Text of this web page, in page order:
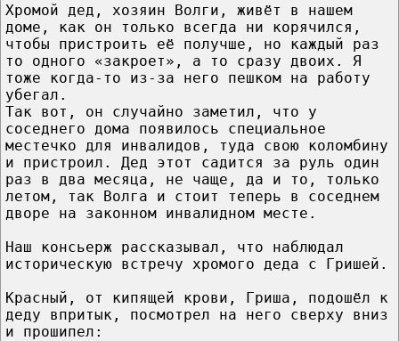
Хромой дед, хозяин Волги, живёт в нашем
доме, как он только всегда ни корячился,
чтобы пристроить её получше, но каждый раз
то одного «закроет», а то сразу двоих. Я
тоже когда-то из-за него пешком на работу
убегал.
Так вот, он случайно заметил, что у
соседнего дома появилось специальное
местечко для инвалидов, туда свою коломбину
и пристроил. Дед этот садится за руль один
раз в два месяца, не чаще, да и то, только
летом, так Волга и стоит теперь в соседнем
дворе на законном инвалидном месте.
Наш консьерж рассказывал, что наблюдал
историческую встречу хромого деда с Гришей.
Красный, от кипящей крови, Гриша, подошёл к
деду впритык, посмотрел на него сверху вниз
и прошипел: